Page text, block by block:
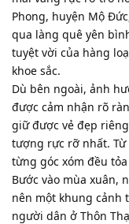
Phong, huyện Mộ
qua làng quê yên
tuyệt vời của hàng
khoe sắc.
Dù bên ngoài, ảnh
được cảm nhận rõ
giữ được vẻ đẹp
tượng rực rỡ nhất.
từng góc xóm đều
Bước vào mùa xuân,
nên một khung cảnh
người dân ở Thôn